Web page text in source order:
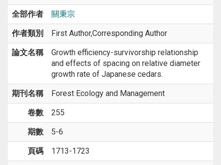
全部作者 關秉宗
作者類別 First Author,Corresponding Author
論文名稱
Growth efficiency-survivorship relationship
and effects of spacing on relative diameter
growth rate of Japanese cedars.
期刊名稱 Forest Ecology and Management
卷數 255
期數 5-6
頁碼 1713-1723